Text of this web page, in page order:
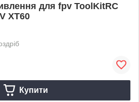
для fpv ToolKitRC
XT60
Купити